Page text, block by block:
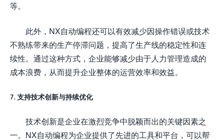
等。
此外，NX自动编程还可以有效减少因操作错误或技术
不熟练带来的生产停滞问题，提高了生产线的稳定性和连
续性。通过这种方式，企业能够减少由于人力管理造成的
成本浪费，从而提升企业整体的运营效率和效益。
7. 支持技术创新与持续优化
技术创新是企业在激烈竞争中脱颖而出的关键因素之
一。NX自动编程为企业提供了先进的工具和平台，可以帮